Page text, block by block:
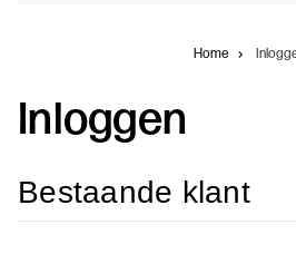
Home
Inloggen
Bestaande klant